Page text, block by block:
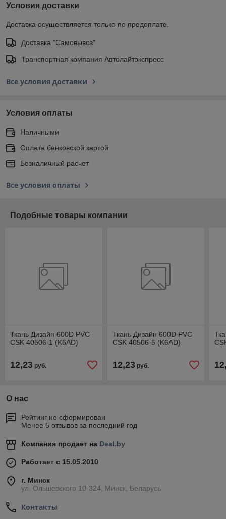
Условия доставки
Доставка осуществляется только по предоплате.
Доставка "Самовывоз"
Транспортная компания Автолайтэкспресс
Все условия доставки
Условия оплаты
Наличными
Оплата банковской картой
Безналичный расчет
Все условия оплаты
Подобные товары компании
Ткань Дизайн 600D PVC
CSK 40506-1 (K6AD)
12,23 руб.
Ткань Дизайн 600D PVC
CSK 40506-5 (K6AD)
12,23руб.
О нас
Рейтинг не сформирован
Менее 5 отзывов за последний год
Компания продает на Deal.by
Работает с 15.05.2010
г. Минск
ул. Ольшевского 10-324, Минск, Беларусь
Контакты